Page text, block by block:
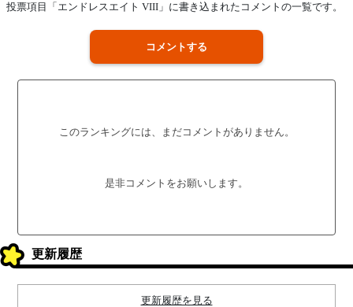
投票項目「エンドレスエイト VIII」に書き込まれたコメントの一覧です。
コメントする
このランキングには、まだコメントがありません。
是非コメントをお願いします。
更新履歴
更新履歴を見る